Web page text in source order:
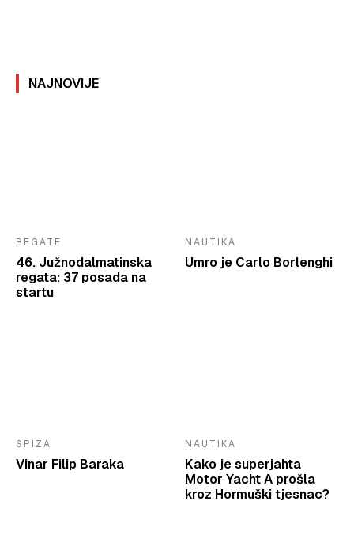
NAJNOVIJE
REGATE
46. Južnodalmatinska
regata: 37 posada na
startu
NAUTIKA
Umro je Carlo Borlenghi
SPIZA
Vinar Filip Baraka
NAUTIKA
Kako je superjahta
Motor Yacht A prošla
kroz Hormuški tjesnac?